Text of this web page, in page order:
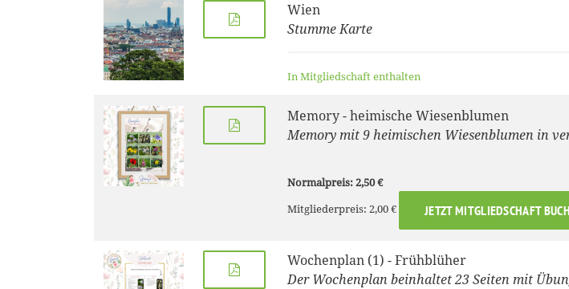
Wien
Stumme Karte
In Mitgliedschaft enthalten
Memory - heimische Wiesenblumen
Memory mit 9 heimischen Wiesenblumen in
Normalpreis: 2,50 €
Mitgliederpreis: 2,00 €
JETZT MITGLIEDSCHAFT
Wochenplan (1) - Frühblüher
Der Wochenplan beinhaltet 23 Seiten mit